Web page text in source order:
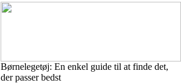
Børnelegetøj: En enkel guide til at finde det,
der passer bedst